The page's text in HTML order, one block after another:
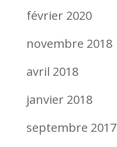
février 2020
novembre 2018
avril 2018
janvier 2018
septembre 2017